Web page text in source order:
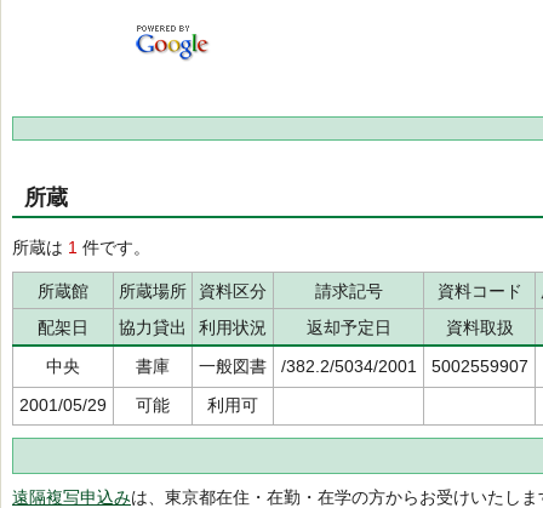
所蔵
所蔵は 1 件です。
所蔵館 所蔵場所 資料区分 請求記号 資料コード
配架日
協力貸出 利用状況 返却予定日
資料取扱
中央
書庫 一般図書 /382.2/5034/2001
5002559907
2001/05/29
可能 利用可
遠隔複写申込みは、東京都在住・在勤・在学の方からお受けいたしま